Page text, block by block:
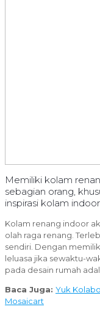
Memiliki kolam
sebagian orang,
inspirasi kolam
Kolam renang indoor
olah raga renang.
sendiri. Dengan
leluasa jika sewaktu-
pada desain rumah
Baca Juga: Yuk
Mosaicart